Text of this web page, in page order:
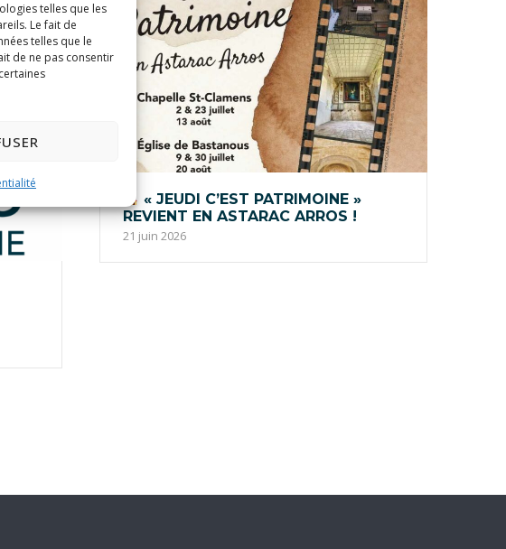
telles que les
Le fait de
telles que le
de ne pas consentir
« JEUDI C’EST PATRIMOINE »
REVIENT EN ASTARAC ARROS !
21 juin 2026